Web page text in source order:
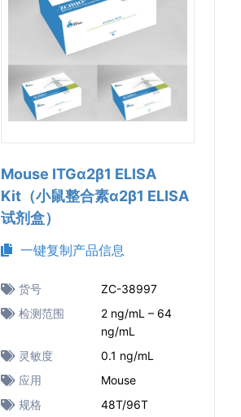
Mouse ITGα2β1 ELISA
Kit（小鼠整合素α2β1 ELISA
试剂盒）
一键复制产品信息
货号
ZC-38997
检测范围
2 ng/mL – 64
ng/mL
灵敏度
0.1 ng/mL
应用
Mouse
规格
48T/96T